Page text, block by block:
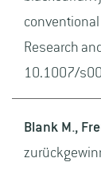
Research
10.1007/
Blank M.,